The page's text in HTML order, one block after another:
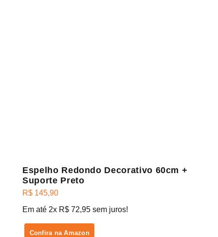
Espelho Redondo Decorativo 60cm +
Suporte Preto
R$ 145,90
Em até 2x R$ 72,95 sem juros!
Confira na Amazon